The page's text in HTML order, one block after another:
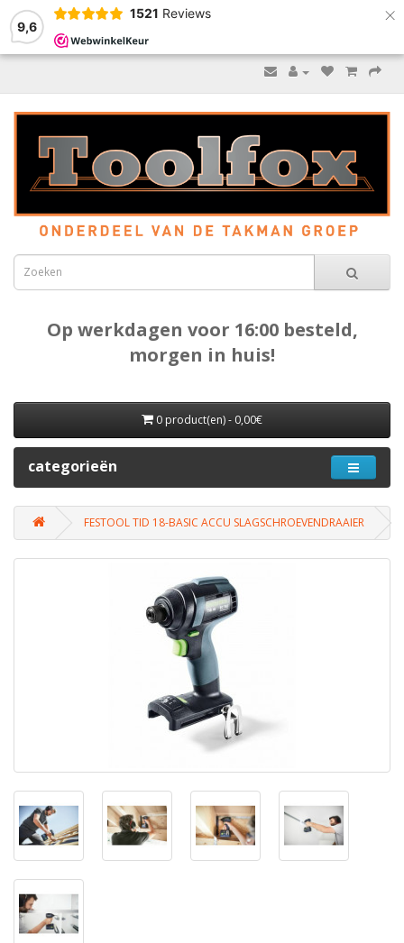
9,6
1521 Reviews ×
Op werkdagen voor 16:00 besteld,
morgen in huis!
0 product(en) - 0,00€
categorieën
FESTOOL TID 18-BASIC ACCU SLAGSCHROEVENDRAAIER